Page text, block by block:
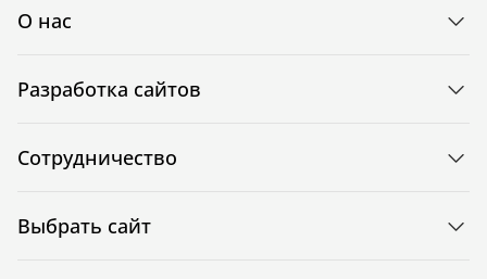
О нас
Разработка сайтов
Сотрудничество
Выбрать сайт